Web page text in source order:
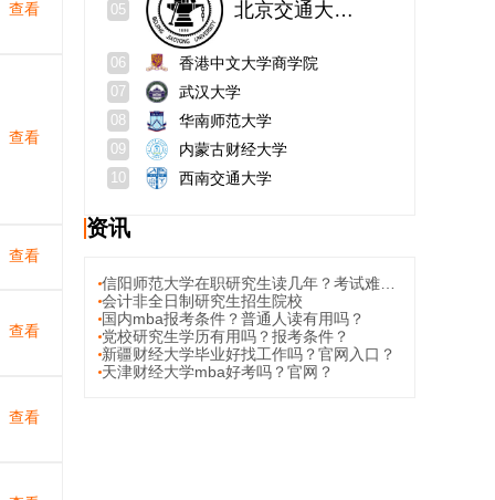
查看
查看
查看
查看
查看
05 北京交通大学经济管理学院
06 香港中文大学商学院
07 武汉大学
08 华南师范大学
09 内蒙古财经大学
10 西南交通大学
资讯
会计非全日制研究生招生院校
国内mba报考条件？普通人读有用吗？
党校研究生学历有用吗？报考条件？
新疆财经大学毕业好找工作吗？官网入口？
天津财经大学mba好考吗？官网？